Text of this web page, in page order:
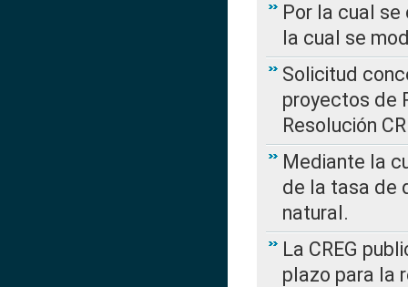
Por la cual se
la cual se
Solicitud
proyectos de
Resolución
Mediante la
de la tasa de
natural.
La CREG
plazo para la